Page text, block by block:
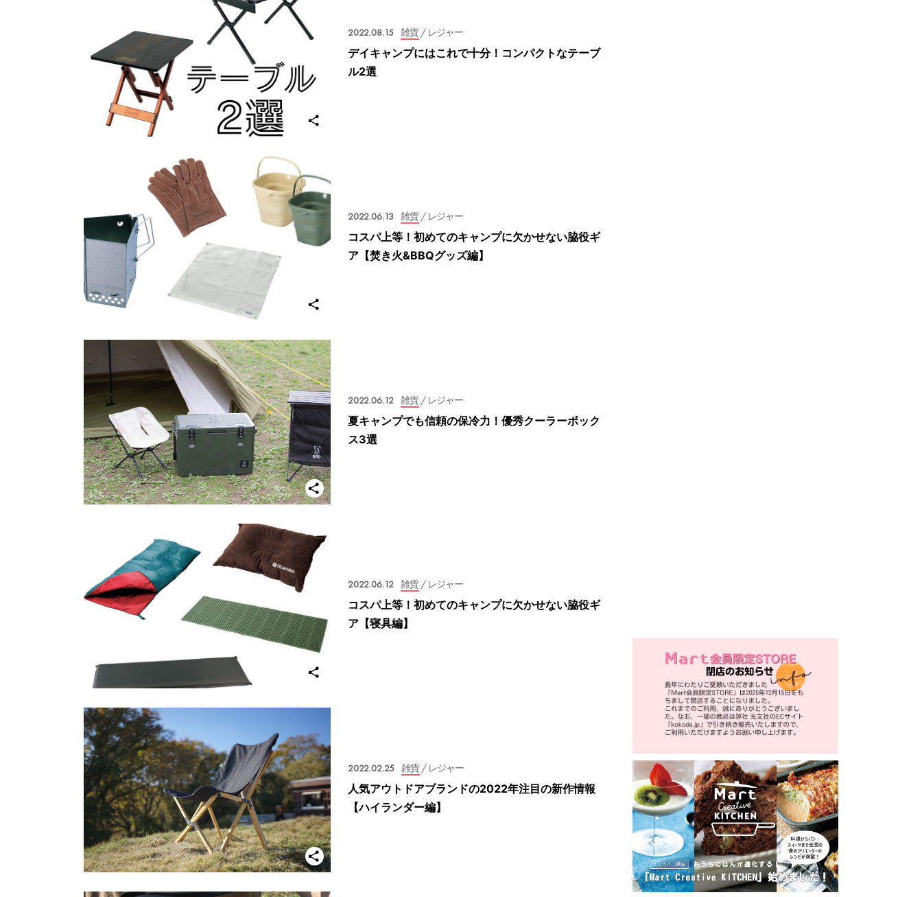
2022.08.15 雑貨/ レジャー
デイキャンプにはこれで十分！コンパクトなテーブ
ル2選
2022.06.13 雑貨/ レジャー
コスパ上等！初めてのキャンプに欠かせない脇役ギ
ア【焚き火&BBQグッズ編】
2022.06.12 雑貨/ レジャー
夏キャンプでも信頼の保冷力！優秀クーラーボック
ス3選
2022.06.12 雑貨/ レジャー
コスパ上等！初めてのキャンプに欠かせない脇役ギ
ア【寝具編】
2022.02.25 雑貨/ レジャー
人気アウトドアブランドの2022年注目の新作情報
【ハイランダー編】